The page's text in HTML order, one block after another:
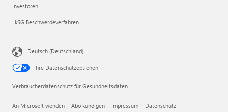
Investoren
LkSG Beschwerdeverfahren
Deutsch (Deutschland)
Ihre Datenschutzoptionen
Verbraucherdatenschutz für Gesundheitsdaten
An Microsoft wenden Abo kündigen Impressum Datenschutz